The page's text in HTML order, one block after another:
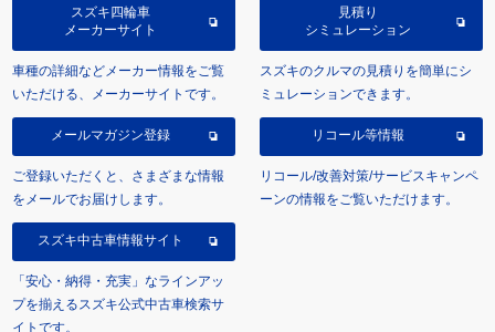
スズキ四輪車
メーカーサイト
車種の詳細などメーカー情報をご覧
いただける、メーカーサイトです。
見積り
シミュレーション
スズキのクルマの見積りを簡単にシ
ミュレーションできます。
メールマガジン登録
ご登録いただくと、さまざまな情報
をメールでお届けします。
リコール等情報
リコール/改善対策/サービスキャンペ
ーンの情報をご覧いただけます。
スズキ中古車情報サイト
「安心・納得・充実」なラインアッ
プを揃えるスズキ公式中古車検索サ
イトです。